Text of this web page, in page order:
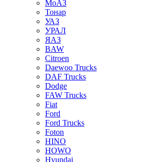
МоАЗ
Тонар
УАЗ
УРАЛ
ЯАЗ
BAW
Citroen
Daewoo Trucks
DAF Trucks
Dodge
FAW Trucks
Fiat
Ford
Ford Trucks
Foton
HINO
HOWO
Hyundai